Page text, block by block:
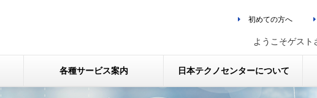
初めての方へ
ようこそゲスト
各種サービス案内 日本テクノセンターについて